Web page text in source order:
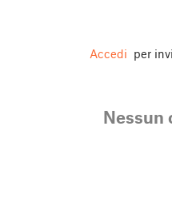
Accedi per
Nessun